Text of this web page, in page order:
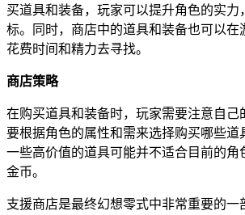
买道具和装备，玩家可以提升角色的实力
标。同时，商店中的道具和装备也可以在
花费时间和精力去寻找。
商店策略
在购买道具和装备时，玩家需要注意自己
要根据角色的属性和需来选择购买哪些道
一些高价值的道具可能并不适合目前的角
金币。
支援商店是最终幻想零式中非常重要的一